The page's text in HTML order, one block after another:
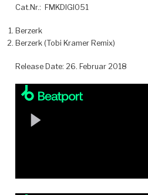
Cat.Nr.: FMKDIGI051
Berzerk
Berzerk (Tobi Kramer Remix)
Release Date: 26. Februar 2018